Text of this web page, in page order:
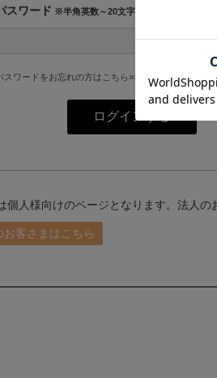
スワード ※半角英数～20文字
スワードをお忘れの方はこちら>>
個人様向けのページとなります。法人
お客さまはこちら